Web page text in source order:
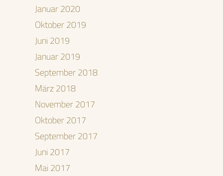
Januar 2020
Oktober 2019
Juni 2019
Januar 2019
September 2018
März 2018
November 2017
Oktober 2017
September 2017
Juni 2017
Mai 2017